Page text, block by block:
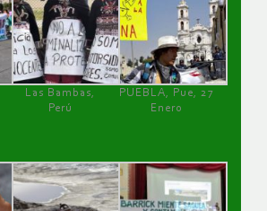
Las Bambas,
Perú
PUEBLA, Pue, 27
Enero